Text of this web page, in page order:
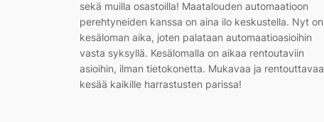
sekä muilla osastoilla! Maatalouden automaatioon
perehtyneiden kanssa on aina ilo keskustella. Nyt on
kesäloman aika, joten palataan automaatioasioihin
vasta syksyllä. Kesälomalla on aikaa rentoutaviin
asioihin, ilman tietokonetta. Mukavaa ja rentouttavaa
kesää kaikille harrastusten parissa!